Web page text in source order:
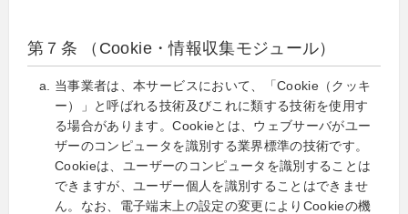
第７条 （Cookie・情報収集モジュール）
当事業者は、本サービスにおいて、「Cookie（クッキ
ー）」と呼ばれる技術及びこれに類する技術を使用す
る場合があります。Cookieとは、ウェブサーバがユー
ザーのコンピュータを識別する業界標準の技術です。
Cookieは、ユーザーのコンピュータを識別することは
できますが、ユーザー個人を識別することはできませ
ん。なお、電子端末上の設定の変更によりCookieの機